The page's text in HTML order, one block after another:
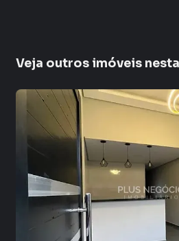
apartamentos, casas
terrenos, lojas e barracões para
empreendimentos em
planta em Parque São Bento e em
Sorocaba. Aqui você encontra
encontrar o imóvel que mais
Negocie seu imóvel de forma
segurança e tranquilidade. Na
Veja outros imóveis